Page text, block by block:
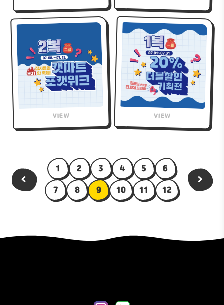
<
1 2 3 4 5
6
7
8 9 10 11 12
>